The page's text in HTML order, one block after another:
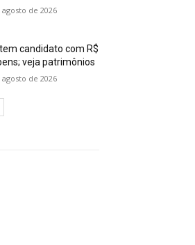
agosto de 2026
candidato com R$
veja patrimônios
agosto de 2026